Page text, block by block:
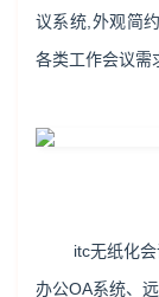
议系统,外观简
各类工作会议需
itc无纸化
办公OA系统、